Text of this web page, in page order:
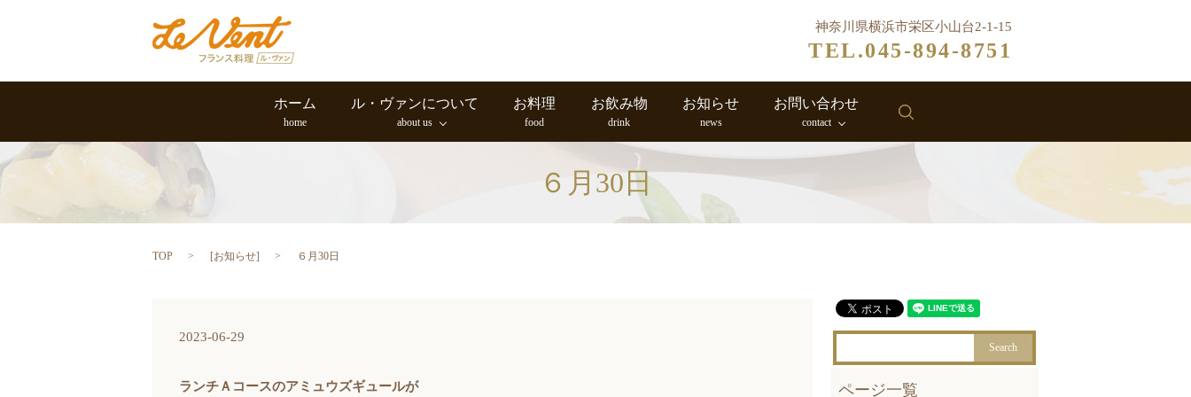
神奈川県横浜市栄区小山台2-1-15
TEL.045-894-8751
ホーム
home
ル・ヴァンについて
about us
お料理
food
お飲み物
drink
お知らせ
news
お問い合わせ
contact
６月30日
TOP [お知らせ] ６月30日
2023-06-29
ランチＡコースのアミュウズギュールが